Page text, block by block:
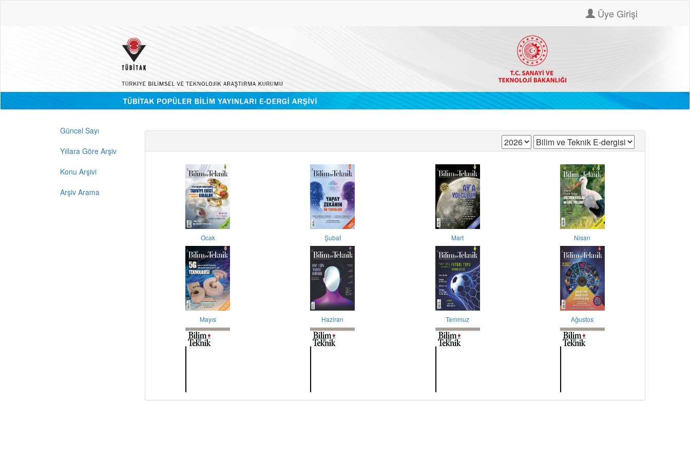
Üye Girişi
Güncel Sayı
Yıllara Göre Arşiv
Konu Arşivi
Arşiv Arama
Ocak Şubat Mart Nisan
Mayıs Haziran Temmuz Ağustos